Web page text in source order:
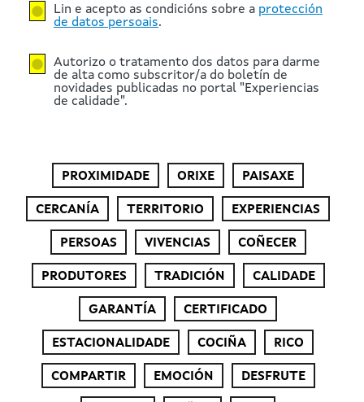
Lin e acepto as condicións sobre a protección
de datos persoais.
Autorizo o tratamento dos datos para darme
de alta como subscritor/a do boletín de
novidades publicadas no portal "Experiencias
de calidade".
PROXIMIDADE ORIXE PAISAXE
CERCANÍA TERRITORIO EXPERIENCIAS
PERSOAS VIVENCIAS COÑECER
PRODUTORES TRADICIÓN CALIDADE
GARANTÍA CERTIFICADO
ESTACIONALIDADE COCIÑA RICO
COMPARTIR EMOCIÓN DESFRUTE